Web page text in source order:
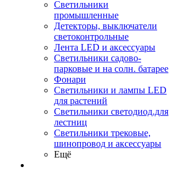
Светильники
промышленные
Детекторы, выключатели
светоконтрольные
Лента LED и аксессуары
Светильники садово-
парковые и на солн. батарее
Фонари
Светильники и лампы LED
для растений
Светильники светодиод.для
лестниц
Светильники трековые,
шинопровод и аксессуары
Ещё